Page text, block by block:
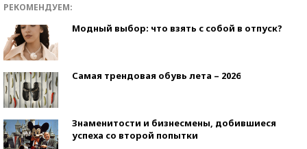
РЕКОМЕНДУЕМ:
Модный выбор: что взять с собой в отпуск?
Самая трендовая обувь лета – 2026
Знаменитости и бизнесмены, добившиеся
успеха со второй попытки